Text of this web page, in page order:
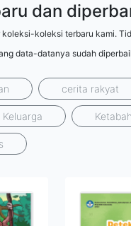
dan
koleksi terbaru kami.
data-datanya sudah
cerita rakyat
Keluarga